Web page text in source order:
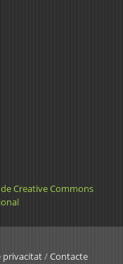
Creative Commons
privacitat/Contacte